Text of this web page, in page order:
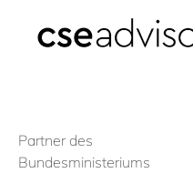
Partner des
Bundesministeriums